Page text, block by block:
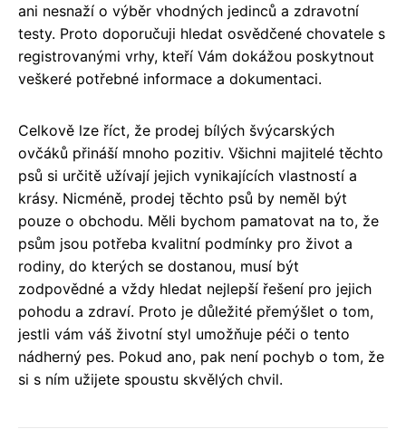
ani nesnaží o výběr vhodných jedinců a zdravotní
testy. Proto doporučuji hledat osvědčené chovatele s
registrovanými vrhy, kteří Vám dokážou poskytnout
veškeré potřebné informace a dokumentaci.
Celkově lze říct, že prodej bílých švýcarských
ovčáků přináší mnoho pozitiv. Všichni majitelé těchto
psů si určitě užívají jejich vynikajících vlastností a
krásy. Nicméně, prodej těchto psů by neměl být
pouze o obchodu. Měli bychom pamatovat na to, že
psům jsou potřeba kvalitní podmínky pro život a
rodiny, do kterých se dostanou, musí být
zodpovědné a vždy hledat nejlepší řešení pro jejich
pohodu a zdraví. Proto je důležité přemýšlet o tom,
jestli vám váš životní styl umožňuje péči o tento
nádherný pes. Pokud ano, pak není pochyb o tom, že
si s ním užijete spoustu skvělých chvil.